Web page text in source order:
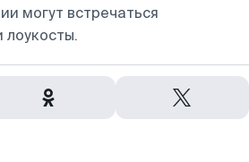
могут встречаться
лоукосты.